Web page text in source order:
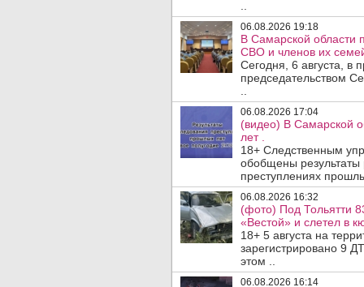
06.08.2026 19:18
В Самарской области
СВО и членов их
Сегодня, 6 августа, в
председательством
06.08.2026 17:04
(видео) В Самарской
лет .
18+ Следственным
обобщены результаты
преступлениях
06.08.2026 16:32
(фото) Под Тольятти
«Вестой» и слетел в
18+ 5 августа на
зарегистрировано 9
этом ..
06.08.2026 16:14